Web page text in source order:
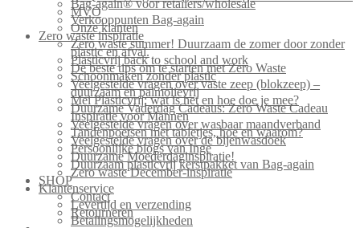
Bag-again® voor retailers/wholesale
MVO
Verkooppunten Bag-again
Onze klanten
Zero waste inspiratie
Zero waste summer! Duurzaam de zomer door zonder
plastic en afval.
Plasticvrij back to school and work
De beste tips om te starten met Zero Waste
Schoonmaken zonder plastic
Veelgestelde vragen over vaste zeep (blokzeep) –
duurzaam en palmolievrij
Mei Plasticvrij: wat is het en hoe doe je mee?
Duurzame Vaderdag Cadeaus: Zero Waste Cadeau
Inspiratie voor Mannen
Veelgestelde vragen over wasbaar maandverband
Tandenpoetsen met tabletjes, hoe en waarom?
Veelgestelde vragen over de bijenwasdoek
Persoonlijke blogs van Inge
Duurzame Moederdaginspiratie!
Duurzaam plasticvrij kerstpakket van Bag-again
Zero waste December-inspiratie
SHOP
Klantenservice
Contact
Levertijd en verzending
Retourneren
Betalingsmogelijkheden